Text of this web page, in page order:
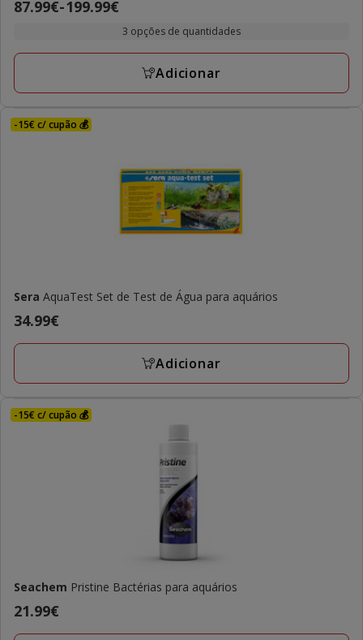
Preço
a
199.99€
87.99€-199.99€
3 opções de quantidades
Adicionar
-15€ c/ cupão 💰
Sera AquaTest Set de Test de Água para aquários
Preço
34.99€
34.99€
Adicionar
-15€ c/ cupão 💰
Seachem Pristine Bactérias para aquários
Preço
21.99€
21.99€